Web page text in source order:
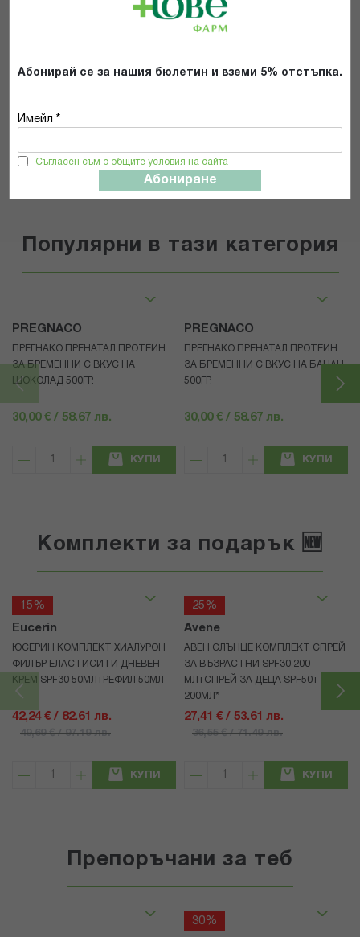
Абонирай се за нашия бюлетин и вземи 5% отстъпка.
Имейл *
Съгласен съм с общите условия на сайта
Абониране
Препоръчвам продукта
поверителност *
ИЗПРАТИ
Популярни в тази категория
PREGNACO
ПРЕГНАКО ПРЕНАТАЛ ПРОТЕИН
ЗА БРЕМЕННИ С ВКУС НА
ШОКОЛАД 500ГР.
30,00 € / 58.67 лв.
КУПИ
PREGNACO
ПРЕГНАКО ПРЕНАТАЛ ПРОТЕИН
ЗА БРЕМЕННИ С ВКУС НА БАНАН
500ГР.
30,00 € / 58.67 лв.
КУПИ
Комплекти за подарък 🆕
15%
Eucerin
ЮСЕРИН КОМПЛЕКТ ХИАЛУРОН
ФИЛЪР ЕЛАСТИСИТИ ДНЕВЕН
КРЕМ SPF30 50МЛ+РЕФИЛ 50МЛ
42,24 € / 82.61 лв.
49,69 € / 97.19 лв.
КУПИ
25%
Avene
АВЕН СЛЪНЦЕ КОМПЛЕКТ СПРЕЙ
ЗА ВЪЗРАСТНИ SPF30 200
МЛ+СПРЕЙ ЗА ДЕЦА SPF50+
200МЛ*
27,41 € / 53.61 лв.
36,55 € / 71.49 лв.
КУПИ
Препоръчани за теб
30%